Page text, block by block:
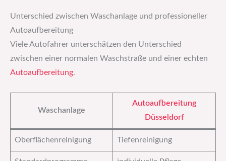
Unterschied zwischen Waschanlage und professioneller
Autoaufbereitung
Viele Autofahrer unterschätzen den Unterschied
zwischen einer normalen Waschstraße und einer echten
Autoaufbereitung.
Waschanlage
Autoaufbereitung
Düsseldorf
Oberflächenreinigung Tiefenreinigung